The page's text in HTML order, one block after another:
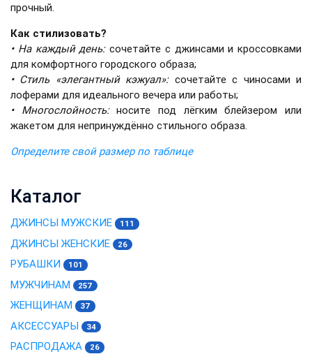
прочный.
Как стилизовать?
• На каждый день: сочетайте с джинсами и кроссовками
для комфортного городского образа;
• Стиль «элегантный кэжуал»:сочетайте с чиносами и
лоферами для идеального вечера или работы;
• Многослойность:носите под лёгким блейзером или
жакетом для непринуждённо стильного образа.
Определите свой размер по таблице
Каталог
ДЖИНСЫ МУЖСКИЕ 111
ДЖИНСЫ ЖЕНСКИЕ 26
РУБАШКИ 101
МУЖЧИНАМ 257
ЖЕНЩИНАМ 37
АКСЕССУАРЫ 34
РАСПРОДАЖА 26